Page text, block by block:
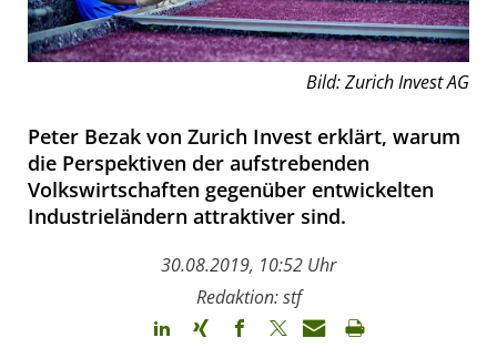
Bild: Zurich Invest AG
Peter Bezak von Zurich Invest erklärt, warum
die Perspektiven der aufstrebenden
Volkswirtschaften gegenüber entwickelten
Industrieländern attraktiver sind.
30.08.2019, 10:52 Uhr
Redaktion: stf